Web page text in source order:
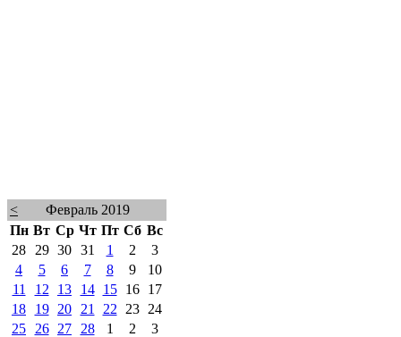
<
Февраль 2019
Пн Вт Ср Чт Пт Сб Вс
28
29 30 31 1 2
3
4
5 6 7 8 9
10
11
12 13 14 15 16
17
18
19 20 21 22 23
24
25
26 27 28 1 2
3